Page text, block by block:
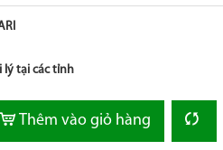
lý tại các tỉnh
Thêm vào giỏ hàng